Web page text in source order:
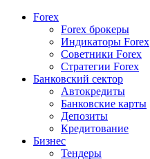
Forex
Forex брокеры
Индикаторы Forex
Советники Forex
Стратегии Forex
Банковский сектор
Автокредиты
Банковские карты
Депозиты
Кредитование
Бизнес
Тендеры